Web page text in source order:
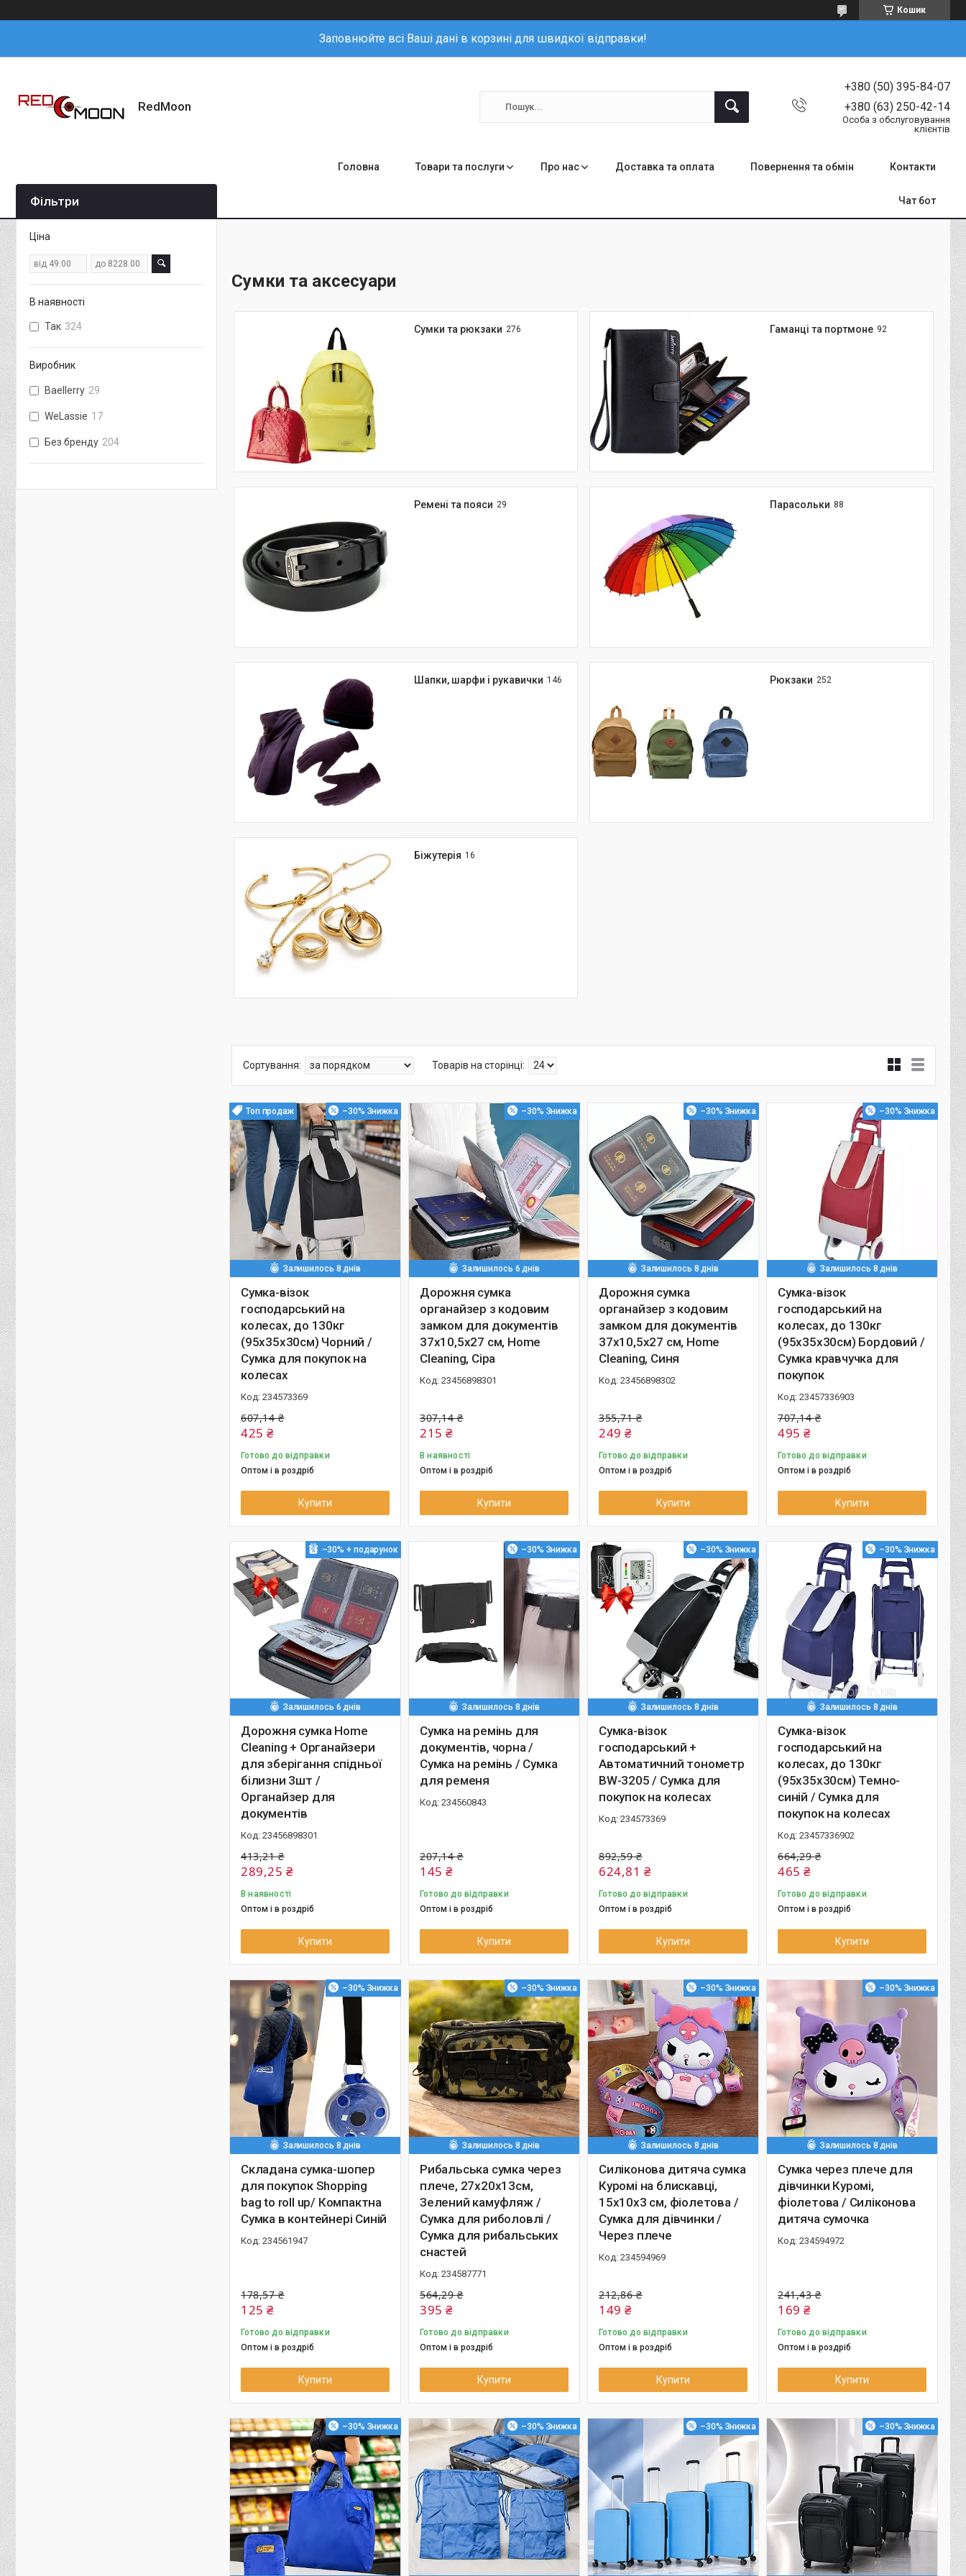
Кошик
Заповнюйте всі Ваші дані в корзині для швидкої відправки!
RedMoon
+380 (50) 395-84-07
+380 (63) 250-42-14
Особа з обслуговування
клієнтів
Головна Товари та послуги Про нас Доставка та оплата Повернення та обмін Контакти
Чат бот
Сумки та аксесуари
Сумки та рюкзаки 276 Гаманці та портмоне 92
Ремені та пояси 29 Парасольки 88
Шапки, шарфи і рукавички 146 Рюкзаки 252
Біжутерія 16
Топ продаж –30%
Залишилось 8 днів
Сумка-візок
господарський на
колесах, до 130кг
(95х35х30см) Чорний /
Сумка для покупок на
колесах
234573369
607,14 ₴
425 ₴
Готово до відправки
Оптом і в роздріб
Купити
–30%
Залишилось 6 днів
Дорожня сумка
органайзер з кодовим
замком для документів
37х10,5х27 см, Home
Cleaning, Сіра
23456898301
307,14 ₴
215 ₴
В наявності
Оптом і в роздріб
Купити
–30%
Залишилось 8 днів
Дорожня сумка
органайзер з кодовим
замком для документів
37х10,5х27 см, Home
Cleaning, Синя
23456898302
355,71 ₴
249 ₴
Готово до відправки
Оптом і в роздріб
Купити
–30%
Залишилось 8 днів
Сумка-візок
господарський на
колесах, до 130кг
(95х35х30см) Бордовий /
Сумка кравчучка для
покупок
23457336903
707,14 ₴
495 ₴
Готово до відправки
Оптом і в роздріб
Купити
–30%
Залишилось 6 днів
Дорожня сумка Home
Cleaning + Органайзери
для зберігання спідньої
білизни 3шт /
Органайзер для
документів
23456898301
413,21 ₴
289,25 ₴
В наявності
Оптом і в роздріб
Купити
–30%
Залишилось 8 днів
Сумка на ремінь для
документів, чорна /
Сумка на ремінь / Сумка
для ременя
234560843
207,14 ₴
145 ₴
Готово до відправки
Оптом і в роздріб
Купити
–30%
Залишилось 8 днів
Сумка-візок
господарський +
Автоматичний тонометр
BW-3205 / Сумка для
покупок на колесах
234573369
892,59 ₴
624,81 ₴
Готово до відправки
Оптом і в роздріб
Купити
–30%
Залишилось 8 днів
Сумка-візок
господарський на
колесах, до 130кг
(95х35х30см) Темно-
синій / Сумка для
покупок на колесах
23457336902
664,29 ₴
465 ₴
Готово до відправки
Оптом і в роздріб
Купити
–30%
Залишилось 8 днів
Складана сумка-шопер
для покупок Shopping
bag to roll up/ Компактна
Сумка в контейнері Синій
234561947
178,57 ₴
125 ₴
Готово до відправки
Оптом і в роздріб
Купити
–30%
Залишилось 8 днів
Рибальська сумка через
плече, 27х20х13см,
Зелений камуфляж /
Сумка для риболовлі /
Сумка для рибальських
снастей
234587771
564,29 ₴
395 ₴
Готово до відправки
Оптом і в роздріб
Купити
–30%
Залишилось 8 днів
Силіконова дитяча сумка
Куромі на блискавці,
15х10х3 см, фіолетова /
Сумка для дівчинки /
Через плече
234594969
212,86 ₴
149 ₴
Готово до відправки
Оптом і в роздріб
Купити
–30%
Залишилось 8 днів
Сумка через плече для
дівчинки Куромі,
фіолетова / Силіконова
дитяча сумочка
234594972
241,43 ₴
169 ₴
Готово до відправки
Оптом і в роздріб
Купити
–30% –30% –30% –30%
Фільтри
Ціна
В наявності
Так 324
Виробник
Baellerry 29
WeLassie 17
Без бренду 204